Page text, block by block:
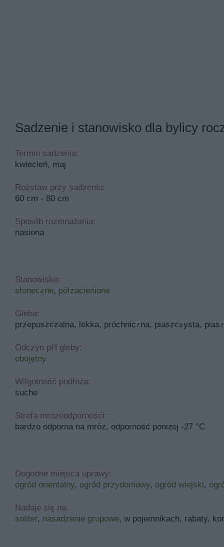
Sadzenie i stanowisko dla bylicy
Termin sadzenia:
kwiecień, maj
Rozstaw przy sadzeniu:
60 cm - 80 cm
Sposób rozmnażania:
nasiona
Stanowisko:
słoneczne, półzacienione
Gleba:
przepuszczalna, lekka, próchniczna, piaszczysta,
Odczyn pH gleby:
obojętny
Wilgotność podłoża:
suche
Strefa mrozoodporności:
bardzo odporna na mróz, odporność poniżej -27 °C
Dogodne miejsca uprawy:
ogród orientalny, ogród przydomowy, ogród wiejski,
Nadaje się na:
soliter, nasadzenie grupowe, w pojemnikach, rabaty,